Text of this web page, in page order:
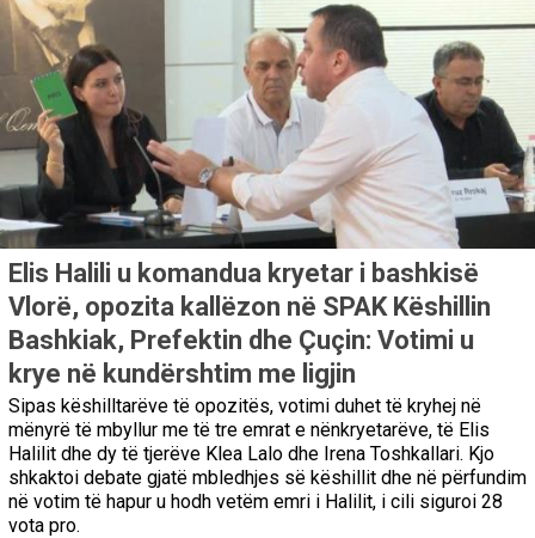
Elis Halili u komandua kryetar i bashkisë
Vlorë, opozita kallëzon në SPAK Këshillin
Bashkiak, Prefektin dhe Çuçin: Votimi u
krye në kundërshtim me ligjin
Sipas këshilltarëve të opozitës, votimi duhet të kryhej në
mënyrë të mbyllur me të tre emrat e nënkryetarëve, të Elis
Halilit dhe dy të tjerëve Klea Lalo dhe Irena Toshkallari. Kjo
shkaktoi debate gjatë mbledhjes së këshillit dhe në përfundim
në votim të hapur u hodh vetëm emri i Halilit, i cili siguroi 28
vota pro.